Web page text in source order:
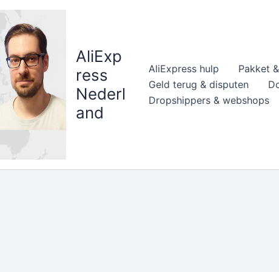
AliExp
ress
Nederl
and
AliExpress hulp Pakket
Geld terug & disputen
Dropshippers & webshops